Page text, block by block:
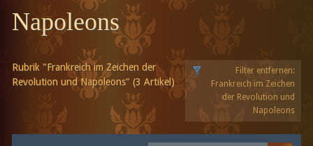
Napoleons
Rubrik "Frankreich im Zeichen der
Revolution und Napoleons" (3 Artikel)
Filter entfernen:
Frankreich im Zeichen
der Revolution und
Napoleons